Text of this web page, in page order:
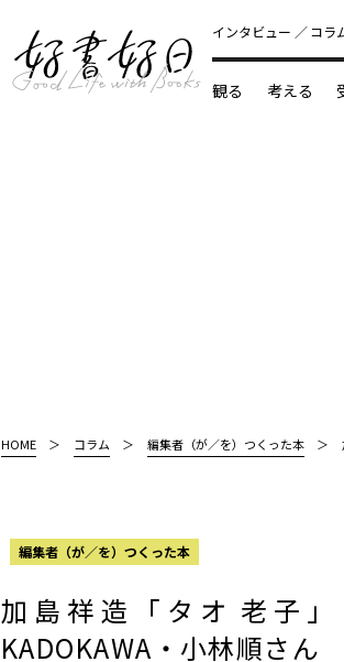
インタビュー コラ
観る 考える
HOME コラム 編集者（が／を）つくった本
編集者（が／を）つくった本
加島祥造「タオ――老
KADOKAWA・小林順さん